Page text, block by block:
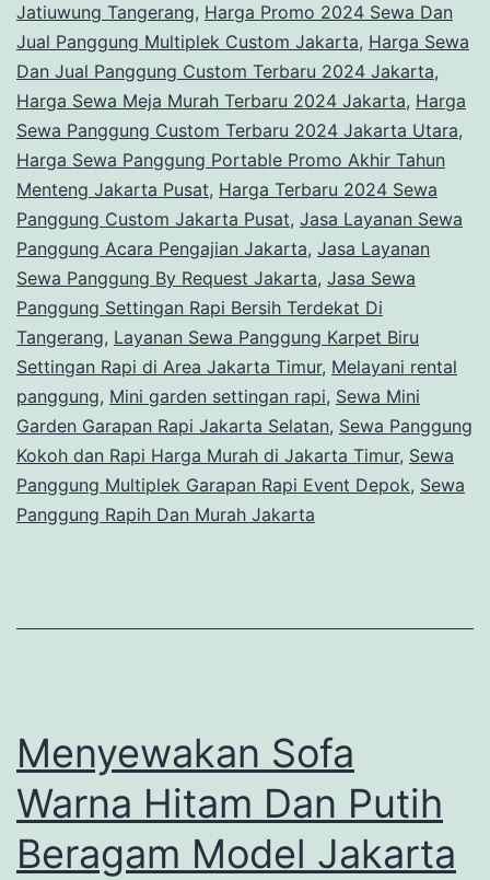
Jatiuwung Tangerang, Harga Promo 2024 Sewa Dan
Jual Panggung Multiplek Custom Jakarta, Harga Sewa
Dan Jual Panggung Custom Terbaru 2024 Jakarta,
Harga Sewa Meja Murah Terbaru 2024 Jakarta, Harga
Sewa Panggung Custom Terbaru 2024 Jakarta Utara,
Harga Sewa Panggung Portable Promo Akhir Tahun
Menteng Jakarta Pusat, Harga Terbaru 2024 Sewa
Panggung Custom Jakarta Pusat, Jasa Layanan Sewa
Panggung Acara Pengajian Jakarta, Jasa Layanan
Sewa Panggung By Request Jakarta, Jasa Sewa
Panggung Settingan Rapi Bersih Terdekat Di
Tangerang, Layanan Sewa Panggung Karpet Biru
Settingan Rapi di Area Jakarta Timur, Melayani rental
panggung, Mini garden settingan rapi, Sewa Mini
Garden Garapan Rapi Jakarta Selatan, Sewa Panggung
Kokoh dan Rapi Harga Murah di Jakarta Timur, Sewa
Panggung Multiplek Garapan Rapi Event Depok, Sewa
Panggung Rapih Dan Murah Jakarta
Menyewakan Sofa
Warna Hitam Dan Putih
Beragam Model Jakarta